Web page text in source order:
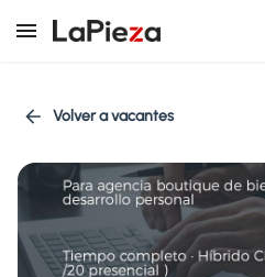
Volver a vacantes